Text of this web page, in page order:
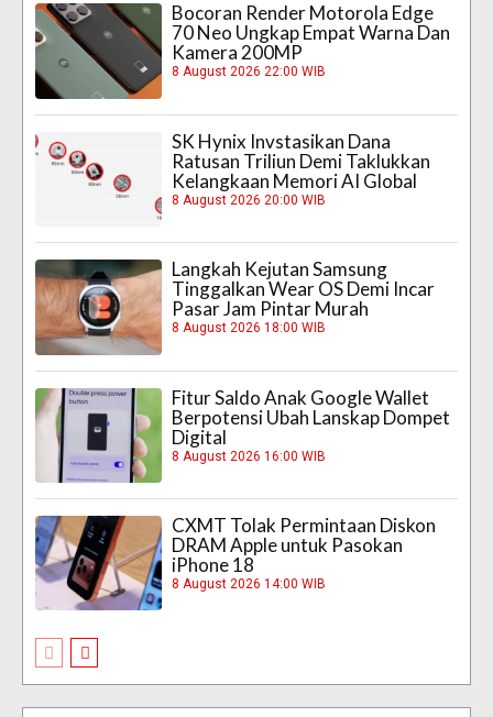
Bocoran Render Motorola Edge
70 Neo Ungkap Empat Warna Dan
Kamera 200MP
8 August 2026 22:00 WIB
SK Hynix Invstasikan Dana
Ratusan Triliun Demi Taklukkan
Kelangkaan Memori AI Global
8 August 2026 20:00 WIB
Langkah Kejutan Samsung
Tinggalkan Wear OS Demi Incar
Pasar Jam Pintar Murah
8 August 2026 18:00 WIB
Fitur Saldo Anak Google Wallet
Berpotensi Ubah Lanskap Dompet
Digital
8 August 2026 16:00 WIB
CXMT Tolak Permintaan Diskon
DRAM Apple untuk Pasokan
iPhone 18
8 August 2026 14:00 WIB